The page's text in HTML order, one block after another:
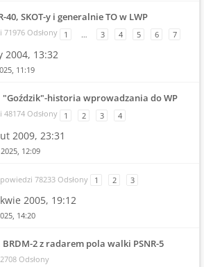
40, SKOT-y i generalnie TO w LWP
Odsłony 1 … 3 4 5 6 7
2004, 13:32
11:19
"Goździk"-historia wprowadzania do WP
Odsłony 1 2 3 4
2009, 23:31
12:09
78233 Odsłony 1 2 3
2005, 19:12
14:20
2 z radarem pola walki PSNR-5
Odsłony